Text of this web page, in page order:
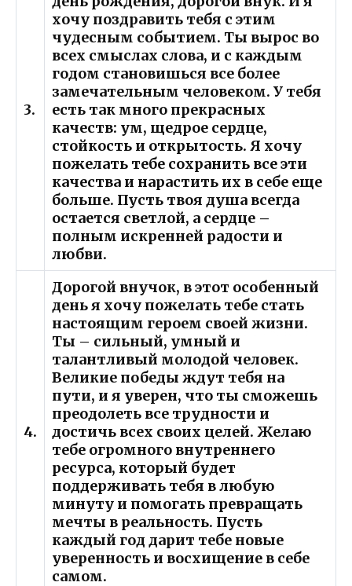
3.
хочу поздравить тебя с этим
чудесным событием. Ты вырос во
всех смыслах слова, и с каждым
годом становишься все более
замечательным человеком. У тебя
есть так много прекрасных
качеств: ум, щедрое сердце,
стойкость и открытость. Я хочу
пожелать тебе сохранить все эти
качества и нарастить их в себе еще
больше. Пусть твоя душа всегда
остается светлой, а сердце –
полным искренней радости и
любви.
4.
Дорогой внучок, в этот особенный
день я хочу пожелать тебе стать
настоящим героем своей жизни.
Ты – сильный, умный и
талантливый молодой человек.
Великие победы ждут тебя на
пути, и я уверен, что ты сможешь
преодолеть все трудности и
достичь всех своих целей. Желаю
тебе огромного внутреннего
ресурса, который будет
поддерживать тебя в любую
минуту и помогать превращать
мечты в реальность. Пусть
каждый год дарит тебе новые
уверенность и восхищение в себе
самом.